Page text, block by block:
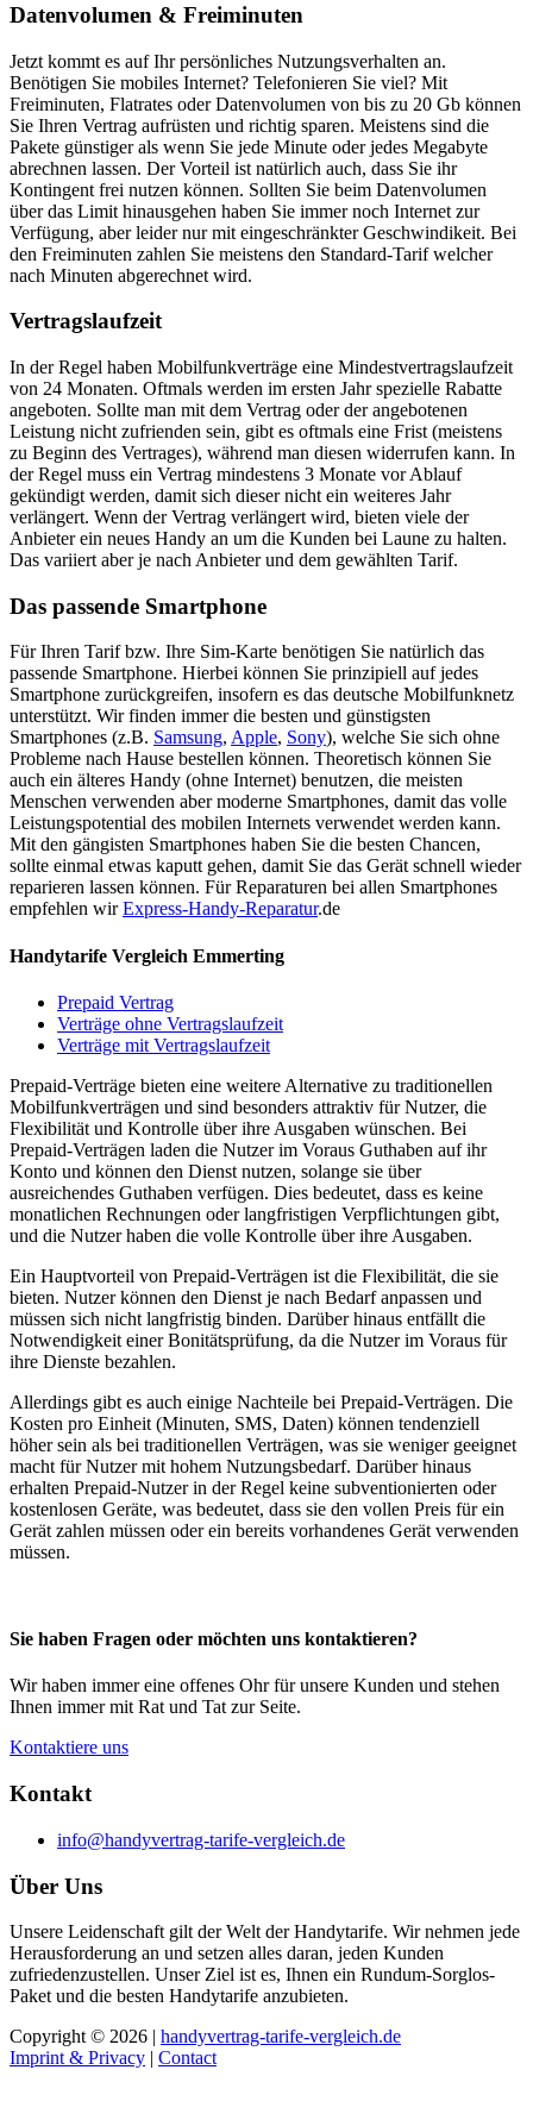
Datenvolumen & Freiminuten
Jetzt kommt es auf Ihr persönliches Nutzungsverhalten an.
Benötigen Sie mobiles Internet? Telefonieren Sie viel? Mit
Freiminuten, Flatrates oder Datenvolumen von bis zu 20 Gb können
Sie Ihren Vertrag aufrüsten und richtig sparen. Meistens sind die
Pakete günstiger als wenn Sie jede Minute oder jedes Megabyte
abrechnen lassen. Der Vorteil ist natürlich auch, dass Sie ihr
Kontingent frei nutzen können. Sollten Sie beim Datenvolumen
über das Limit hinausgehen haben Sie immer noch Internet zur
Verfügung, aber leider nur mit eingeschränkter Geschwindikeit. Bei
den Freiminuten zahlen Sie meistens den Standard-Tarif welcher
nach Minuten abgerechnet wird.
Vertragslaufzeit
In der Regel haben Mobilfunkverträge eine Mindestvertragslaufzeit
von 24 Monaten. Oftmals werden im ersten Jahr spezielle Rabatte
angeboten. Sollte man mit dem Vertrag oder der angebotenen
Leistung nicht zufrienden sein, gibt es oftmals eine Frist (meistens
zu Beginn des Vertrages), während man diesen widerrufen kann. In
der Regel muss ein Vertrag mindestens 3 Monate vor Ablauf
gekündigt werden, damit sich dieser nicht ein weiteres Jahr
verlängert. Wenn der Vertrag verlängert wird, bieten viele der
Anbieter ein neues Handy an um die Kunden bei Laune zu halten.
Das variiert aber je nach Anbieter und dem gewählten Tarif.
Das passende Smartphone
Für Ihren Tarif bzw. Ihre Sim-Karte benötigen Sie natürlich das
passende Smartphone. Hierbei können Sie prinzipiell auf jedes
Smartphone zurückgreifen, insofern es das deutsche Mobilfunknetz
unterstützt. Wir finden immer die besten und günstigsten
Smartphones (z.B. Samsung, Apple, Sony), welche Sie sich ohne
Probleme nach Hause bestellen können. Theoretisch können Sie
auch ein älteres Handy (ohne Internet) benutzen, die meisten
Menschen verwenden aber moderne Smartphones, damit das volle
Leistungspotential des mobilen Internets verwendet werden kann.
Mit den gängisten Smartphones haben Sie die besten Chancen,
sollte einmal etwas kaputt gehen, damit Sie das Gerät schnell wieder
reparieren lassen können. Für Reparaturen bei allen Smartphones
empfehlen wirExpress-Handy-Reparatur.de
Handytarife Vergleich Emmerting
Prepaid Vertrag
Verträge ohne Vertragslaufzeit
Verträge mit Vertragslaufzeit
Prepaid-Verträge bieten eine weitere Alternative zu traditionellen
Mobilfunkverträgen und sind besonders attraktiv für Nutzer, die
Flexibilität und Kontrolle über ihre Ausgaben wünschen. Bei
Prepaid-Verträgen laden die Nutzer im Voraus Guthaben auf ihr
Konto und können den Dienst nutzen, solange sie über
ausreichendes Guthaben verfügen. Dies bedeutet, dass es keine
monatlichen Rechnungen oder langfristigen Verpflichtungen gibt,
und die Nutzer haben die volle Kontrolle über ihre Ausgaben.
Ein Hauptvorteil von Prepaid-Verträgen ist die Flexibilität, die sie
bieten. Nutzer können den Dienst je nach Bedarf anpassen und
müssen sich nicht langfristig binden. Darüber hinaus entfällt die
Notwendigkeit einer Bonitätsprüfung, da die Nutzer im Voraus für
ihre Dienste bezahlen.
Allerdings gibt es auch einige Nachteile bei Prepaid-Verträgen. Die
Kosten pro Einheit (Minuten, SMS, Daten) können tendenziell
höher sein als bei traditionellen Verträgen, was sie weniger geeignet
macht für Nutzer mit hohem Nutzungsbedarf. Darüber hinaus
erhalten Prepaid-Nutzer in der Regel keine subventionierten oder
kostenlosen Geräte, was bedeutet, dass sie den vollen Preis für ein
Gerät zahlen müssen oder ein bereits vorhandenes Gerät verwenden
müssen.
Sie haben Fragen oder möchten uns kontaktieren?
Wir haben immer eine offenes Ohr für unsere Kunden und stehen
Ihnen immer mit Rat und Tat zur Seite.
Kontaktiere uns
Kontakt
info@handyvertrag-tarife-vergleich.de
Über Uns
Unsere Leidenschaft gilt der Welt der Handytarife. Wir nehmen jede
Herausforderung an und setzen alles daran, jeden Kunden
zufriedenzustellen. Unser Ziel ist es, Ihnen ein Rundum-Sorglos-
Paket und die besten Handytarife anzubieten.
Copyright © 2026 | handyvertrag-tarife-vergleich.de
Imprint & Privacy | Contact